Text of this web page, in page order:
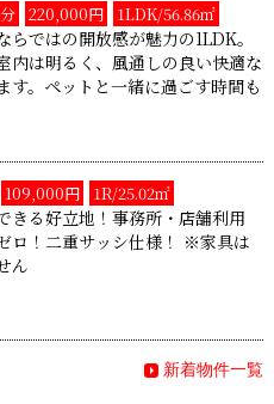
220,000円 1LDK/56.86㎡
らではの開放感が魅力の1LDK。
内は明るく、風通しの良い快適な
す。ペットと一緒に過ごす時間も
109,000円 1R/25.02㎡
きる好立地！事務所・店舗利用
ロ！二重サッシ仕様！ ※家具は
ん
新着物件一覧